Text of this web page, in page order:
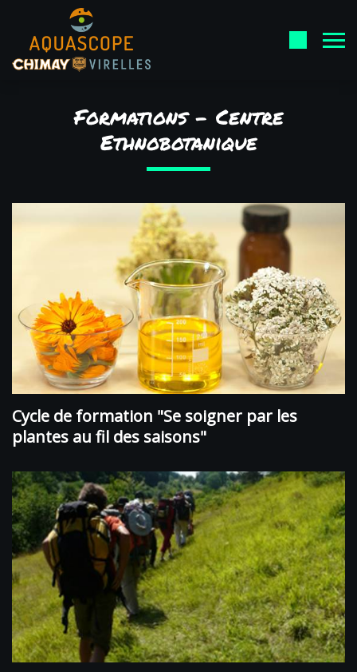
Formations - Centre
Ethnobotanique
Cycle de formation "Se soigner par les
plantes au fil des saisons"